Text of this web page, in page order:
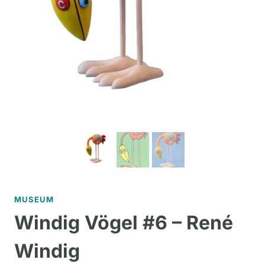
MUSEUM
Windig Vögel #6 – René
Windig